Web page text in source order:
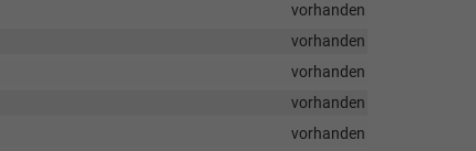
vorhanden
vorhanden
vorhanden
vorhanden
vorhanden